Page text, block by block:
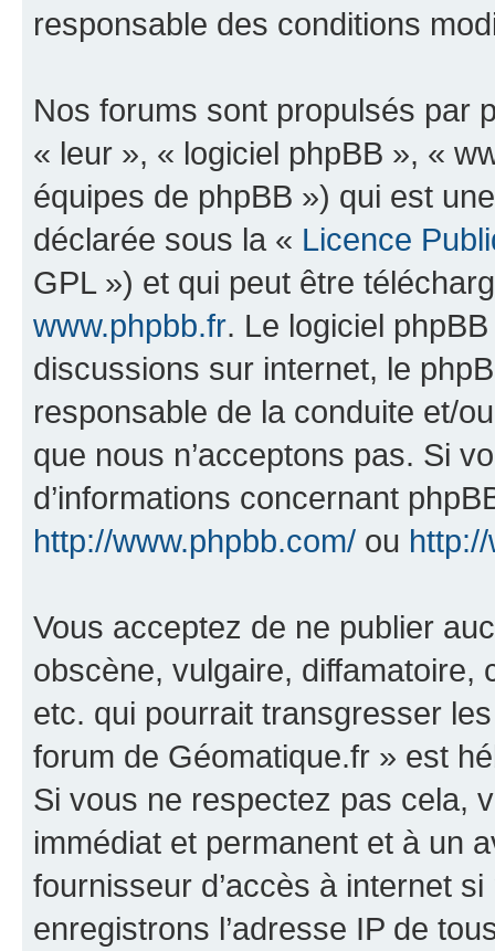
responsable des conditions
Nos forums sont propulsés par
« leur », « logiciel phpBB », «
équipes de phpBB ») qui est
déclarée sous la « Licence
GPL ») et qui peut être
www.phpbb.fr. Le logiciel
discussions sur internet, le
responsable de la conduite et/
que nous n’acceptons pas. Si
d’informations concernant
http://www.phpbb.com/ ou
Vous acceptez de ne publier
obscène, vulgaire, diffamatoire,
etc. qui pourrait transgresser
forum de Géomatique.fr » est
Si vous ne respectez pas cela,
immédiat et permanent et à un
fournisseur d’accès à internet
enregistrons l’adresse IP de